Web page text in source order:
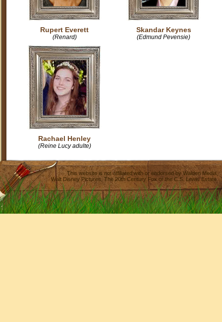
Rupert Everett
(Renard)
Skandar Keynes
(Edmund Pevensie)
Rachael Henley
(Reine Lucy adulte)
This website is not affiliated with or endorsed byWalden Media
Walt Disney Pictures,The 20th Century Fox or the C.S. Lewis Estate.